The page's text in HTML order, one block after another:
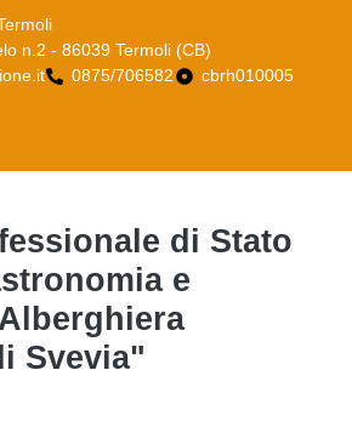
n.2 - 86039 Termoli (CB)
0875/706582 cbrh010005
di Stato
e
Svevia"